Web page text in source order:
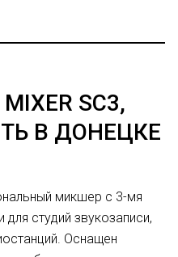
SC3,
В ДОНЕЦКЕ
микшер с 3-мя
студий звукозаписи,
Оснащен